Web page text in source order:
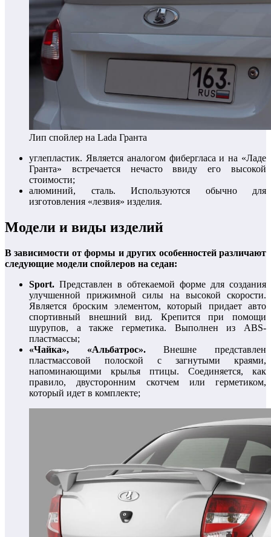
Лип спойлер на Lada Гранта
углепластик. Является аналогом фибергласа и на «Ладе
Гранта» встречается нечасто ввиду его высокой
стоимости;
алюминий, сталь. Используются обычно для
изготовления «лезвия» изделия.
Модели и виды изделий
В зависимости от формы и других особенностей различают
следующие модели спойлеров на седан:
Sport. Представлен в обтекаемой форме для создания
улучшенной прижимной силы на высокой скорости.
Является броским элементом, который придает авто
спортивный внешний вид. Крепится при помощи
шурупов, а также герметика. Выполнен из ABS-
пластмассы;
«Чайка», «Альбатрос».Внешне представлен
пластмассовой полоской с загнутыми краями,
напоминающими крылья птицы. Соединяется, как
правило, двусторонним скотчем или герметиком,
который идет в комплекте;